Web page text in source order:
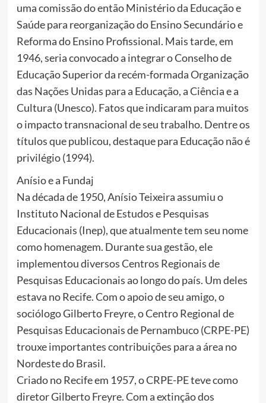
uma comissão do então Ministério da Educação e
Saúde para reorganização do Ensino Secundário e
Reforma do Ensino Profissional. Mais tarde, em
1946, seria convocado a integrar o Conselho de
Educação Superior da recém-formada Organização
das Nações Unidas para a Educação, a Ciência e a
Cultura (Unesco). Fatos que indicaram para muitos
o impacto transnacional de seu trabalho. Dentre os
títulos que publicou, destaque para Educação não é
privilégio (1994).
Anísio e a Fundaj
Na década de 1950, Anísio Teixeira assumiu o
Instituto Nacional de Estudos e Pesquisas
Educacionais (Inep), que atualmente tem seu nome
como homenagem. Durante sua gestão, ele
implementou diversos Centros Regionais de
Pesquisas Educacionais ao longo do país. Um deles
estava no Recife. Com o apoio de seu amigo, o
sociólogo Gilberto Freyre, o Centro Regional de
Pesquisas Educacionais de Pernambuco (CRPE-PE)
trouxe importantes contribuições para a área no
Nordeste do Brasil.
Criado no Recife em 1957, o CRPE-PE teve como
diretor Gilberto Freyre. Com a extinção dos